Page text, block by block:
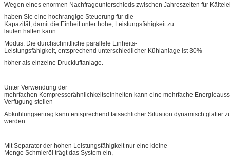
Wegen eines enormen Nachfrageunterschieds zwischen Jahreszeiten für
haben Sie eine hochrangige Steuerung für die
Kapazität, damit die Einheit unter hohe, Leistungsfähigkeit zu
laufen halten kann
Modus. Die durchschnittliche parallele Einheits-
Leistungsfähigkeit, entsprechend unterschiedlicher Kühlanlage ist 30%
höher als einzelne Druckluftanlage.
Unter Verwendung der
mehrfachen Kompressorähnlichkeitseinheiten kann eine mehrfache
Verfügung stellen
Abkühlungsertrag kann entsprechend tatsächlicher Situation dynamisch glatter
werden.
Mit Separator der hohen Leistungsfähigkeit nur eine kleine
Menge Schmieröl trägt das System ein,